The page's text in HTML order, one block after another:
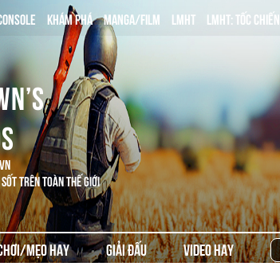
KHÁM PHÁ MANGA/FILM LMHT LMHT: TỐC CHIẾN
TRÊN TOÀN THẾ GIỚI
MẸO HAY GIẢI ĐẤU VIDEO HAY